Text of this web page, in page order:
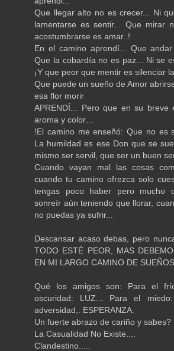
Que llegar alto no es crecer... Ni
lamentarse es sentir... Que mirar
acostumbrarse es amar..!
En el camino aprendí... Que andar
Que la cobardía no es paz... Ni se
¡Y que peor que mentir es silenciar la
Que puede un sueño de Amor
esa flor morir
APRENDÍ... Pero que en su breve
aroma y color…
!El camino me enseñó: Que no es
La humildad es ese Don que se
mismo ser servil, que ser un buen
Cuando vayan mal las cosas
cuando tu camino ofrezca solo
tengas poco haber pero mucho
sonreír aún teniendo que llorar,
no puedas ya sufrir...
Descansar acaso debas, pero
TODO ESTÉ PEOR, MAS
EN MI LARGO CAMINO DE
Qué los amigos son: Para el
oscuridad: LUZ... Para el
adversidad,: ESPERANZA.
Un fuerte abrazo de cariño y sabes?
La Casualidad No Existe....
Clandestino.....